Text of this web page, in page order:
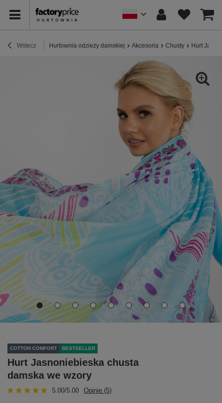
Wstecz Hurtownia odzieży damskiej Akcesoria Chusty Hurt
COTTON COMFORT BESTSELLER
Hurt Jasnoniebieska chusta
damska we wzory
5.00/5.00 Opinie (5)